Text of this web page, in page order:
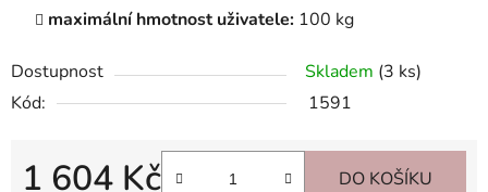
maximální hmotnost uživatele: 100 kg
Dostupnost Skladem (3 ks)
Kód:
1591
1 604 Kč DO KOŠÍKU